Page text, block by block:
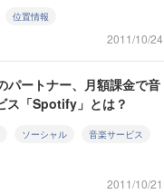
位置情報
2011/10/24
ートナー、月額課金で音
ス「Spotify」とは？
ソーシャル 音楽サービス
2011/10/21